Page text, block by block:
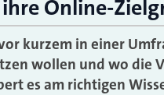
Online-
kurzem in einer
wollen und wo die
es am richtigen